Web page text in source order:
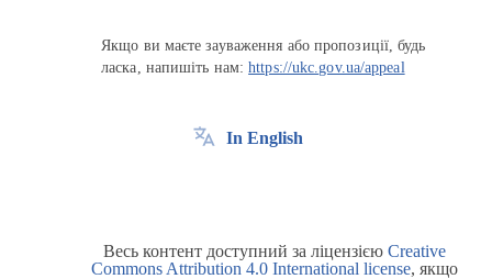
Якщо ви маєте зауваження або пропозиції, будь
ласка, напишіть нам:https://ukc.gov.ua/appeal
In English
Весь контент доступний за ліцензією Creative
Commons Attribution 4.0 International license, якщо